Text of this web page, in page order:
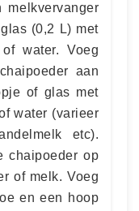
melkvervanger
(0,2 L) met
water. Voeg
aan
of glas met
water (varieer
etc).
chaipoeder op
of melk. Voeg
en een hoop